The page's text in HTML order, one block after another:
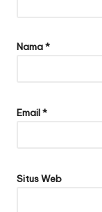
Nama*
Email*
Situs Web